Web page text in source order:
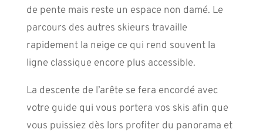
de pente mais reste un espace non damé. Le
parcours des autres skieurs travaille
rapidement la neige ce qui rend souvent la
ligne classique encore plus accessible.
La descente de l’arête se fera encordé avec
votre guide qui vous portera vos skis afin que
vous puissiez dès lors profiter du panorama et